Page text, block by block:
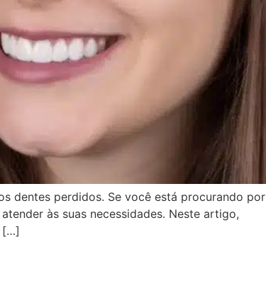
dentes perdidos. Se você está procurando por
às suas necessidades. Neste artigo,
[…]